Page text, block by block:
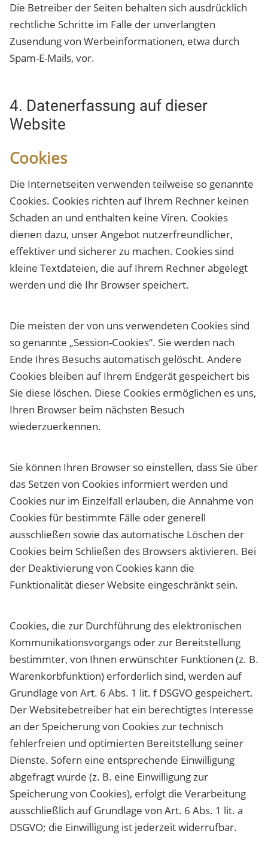
Die Betreiber der Seiten behalten sich ausdrücklich
rechtliche Schritte im Falle der unverlangten
Zusendung von Werbeinformationen, etwa durch
Spam-E-Mails, vor.
4. Datenerfassung auf dieser
Website
Cookies
Die Internetseiten verwenden teilweise so genannte
Cookies. Cookies richten auf Ihrem Rechner keinen
Schaden an und enthalten keine Viren. Cookies
dienen dazu, unser Angebot nutzerfreundlicher,
effektiver und sicherer zu machen. Cookies sind
kleine Textdateien, die auf Ihrem Rechner abgelegt
werden und die Ihr Browser speichert.
Die meisten der von uns verwendeten Cookies sind
so genannte „Session-Cookies“. Sie werden nach
Ende Ihres Besuchs automatisch gelöscht. Andere
Cookies bleiben auf Ihrem Endgerät gespeichert bis
Sie diese löschen. Diese Cookies ermöglichen es uns,
Ihren Browser beim nächsten Besuch
wiederzuerkennen.
Sie können Ihren Browser so einstellen, dass Sie über
das Setzen von Cookies informiert werden und
Cookies nur im Einzelfall erlauben, die Annahme von
Cookies für bestimmte Fälle oder generell
ausschließen sowie das automatische Löschen der
Cookies beim Schließen des Browsers aktivieren. Bei
der Deaktivierung von Cookies kann die
Funktionalität dieser Website eingeschränkt sein.
Cookies, die zur Durchführung des elektronischen
Kommunikationsvorgangs oder zur Bereitstellung
bestimmter, von Ihnen erwünschter Funktionen (z. B.
Warenkorbfunktion) erforderlich sind, werden auf
Grundlage von Art. 6 Abs. 1 lit. f DSGVO gespeichert.
Der Websitebetreiber hat ein berechtigtes Interesse
an der Speicherung von Cookies zur technisch
fehlerfreien und optimierten Bereitstellung seiner
Dienste. Sofern eine entsprechende Einwilligung
abgefragt wurde (z. B. eine Einwilligung zur
Speicherung von Cookies), erfolgt die Verarbeitung
ausschließlich auf Grundlage von Art. 6 Abs. 1 lit. a
DSGVO; die Einwilligung ist jederzeit widerrufbar.